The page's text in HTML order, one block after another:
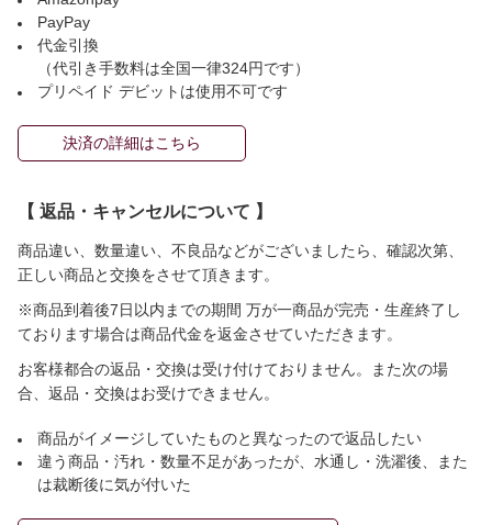
PayPay
代金引換
（代引き手数料は全国一律324円です）
プリペイド デビットは使用不可です
決済の詳細はこちら
【 返品・キャンセルについて 】
商品違い、数量違い、不良品などがございましたら、確認次第、
正しい商品と交換をさせて頂きます。
※商品到着後7日以内までの期間 万が一商品が完売・生産終了し
ております場合は商品代金を返金させていただきます。
お客様都合の返品・交換は受け付けておりません。また次の場
合、返品・交換はお受けできません。
商品がイメージしていたものと異なったので返品したい
違う商品・汚れ・数量不足があったが、水通し・洗濯後、また
は裁断後に気が付いた